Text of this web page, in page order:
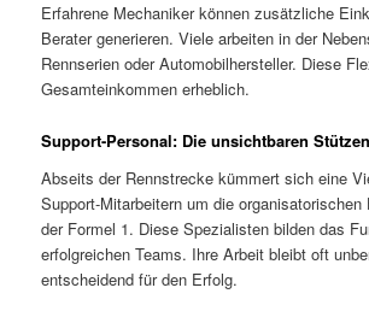
Erfahrene Mechaniker können zusätzliche
Berater generieren. Viele arbeiten in der
Rennserien oder Automobilhersteller. Diese
Gesamteinkommen erheblich.
Support-Personal: Die unsichtbaren
Abseits der Rennstrecke kümmert sich eine
Support-Mitarbeitern um die organisatorischen
der Formel 1. Diese Spezialisten bilden das
erfolgreichen Teams. Ihre Arbeit bleibt oft
entscheidend für den Erfolg.